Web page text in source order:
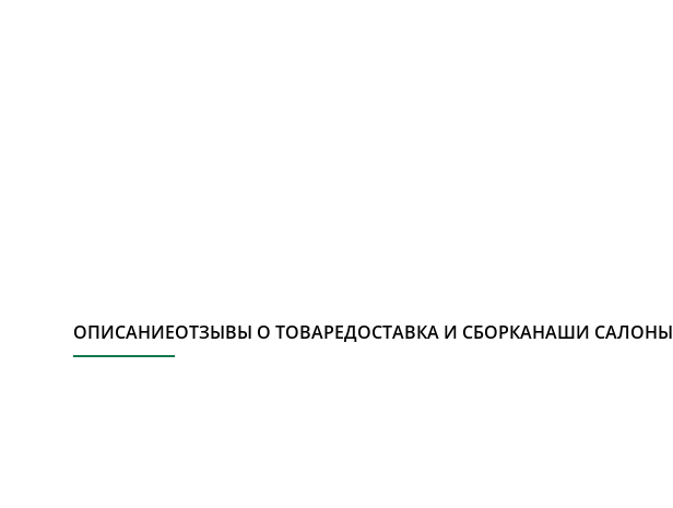
ОПИСАНИЕОТЗЫВЫ О ТОВАРЕДОСТАВКА И СБОРКАНАШИ САЛОНЫ